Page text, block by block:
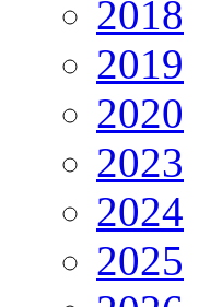
2018
2019
2020
2023
2024
2025